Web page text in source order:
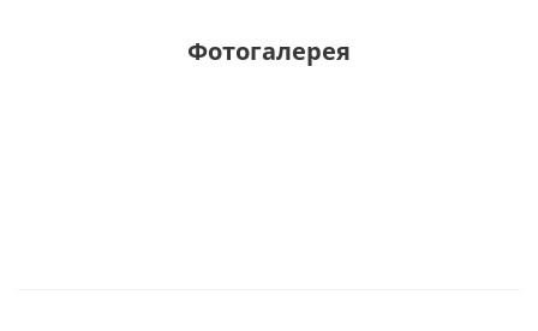
Фотогалерея